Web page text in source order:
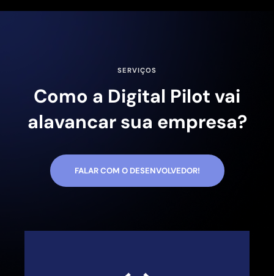
SERVIÇOS
Como a Digital Pilot vai
alavancar sua empresa?
FALAR COM O DESENVOLVEDOR!